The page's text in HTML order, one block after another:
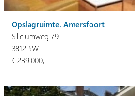
Opslagruimte, Amersfoort
Siliciumweg 79
3812 SW
€ 239.000,-